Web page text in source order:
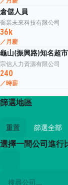
倉儲人員
喬業未來科技有限公司
36k
／月薪
龜山(振興路)知名超
宗信人力資源有限公司
240
／時薪
篩選地區
重置 篩選全部
選擇一間公司進行